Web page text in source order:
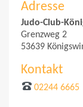
Adresse
Judo-Club-
Grenzweg 2
53639
Kontakt
02244 6665